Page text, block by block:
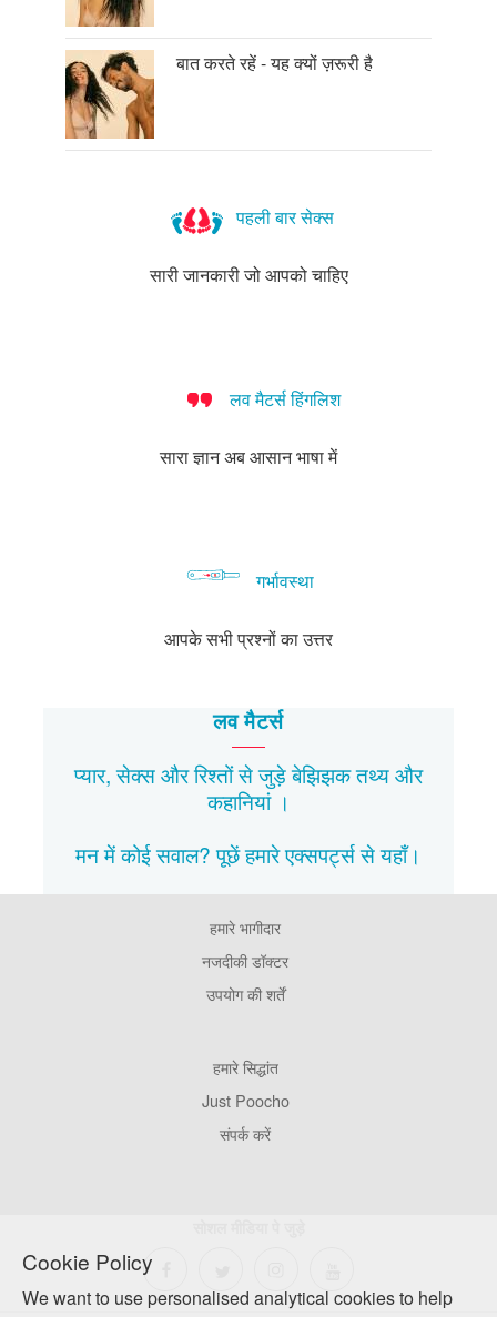
Cookie Policy
We want to use personalised analytical cookies to help
बात करते रहें - यह क्यों ज़रूरी है
पहली बार सेक्स
सारी जानकारी जो आपको चाहिए
लव मैटर्स हिंगलिश
सारा ज्ञान अब आसान भाषा में
गर्भावस्था
आपके सभी प्रश्नों का उत्तर
लव मैटर्स
प्यार, सेक्स और रिश्तों से जुड़े बेझिझकतथ्यऔर
कहानियां।
मन में कोई सवाल? पूछें हमारे एक्सपर्ट्स सेयहाँ।
हमारे भागीदार
नजदीकी डॉक्टर
उपयोग की शर्तें
हमारे सिद्धांत
Just Poocho
संपर्क करें